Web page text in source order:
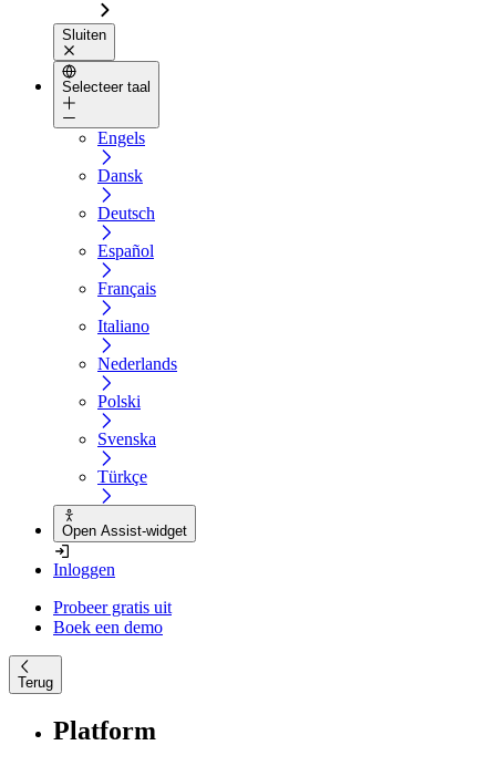
Sluiten
Selecteer taal
Engels
Dansk
Deutsch
Español
Français
Italiano
Nederlands
Polski
Svenska
Türkçe
Open Assist-widget
Inloggen
Probeer gratis uit
Boek een demo
Terug
Platform